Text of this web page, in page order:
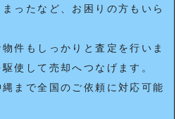
ったなど、お困りの方もいら
件もしっかりと査定を行いま
使して売却へつなげます。
まで全国のご依頼に対応可能